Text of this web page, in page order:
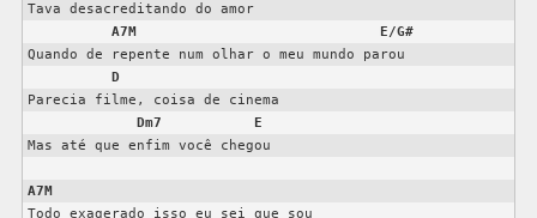
Tava desacreditando do amor
A7M
E/G#
Quando de repente num olhar o meu mundo parou
D
Parecia filme, coisa de cinema
Dm7
E
Mas até que enfim você chegou
A7M